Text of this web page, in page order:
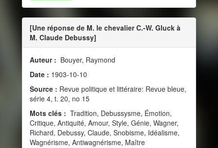
[Une réponse de M. le chevalier C.-W. Gluck à
M. Claude Debussy]
Auteur : Bouyer, Raymond
Date : 1903-10-10
Source : Revue politique et littéraire: Revue bleue,
série 4, t. 20, no 15
Mots clés : Tradition, Debussysme, Émotion,
Critique, Antiquité, Amour, Style, Génie, Wagner,
Richard, Debussy, Claude, Snobisme, Idéalisme,
Wagnérisme, Antiwagnérisme, Maître